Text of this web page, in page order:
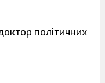
політичних